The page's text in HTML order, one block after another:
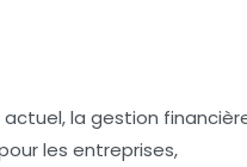
la gestion
les entreprises,